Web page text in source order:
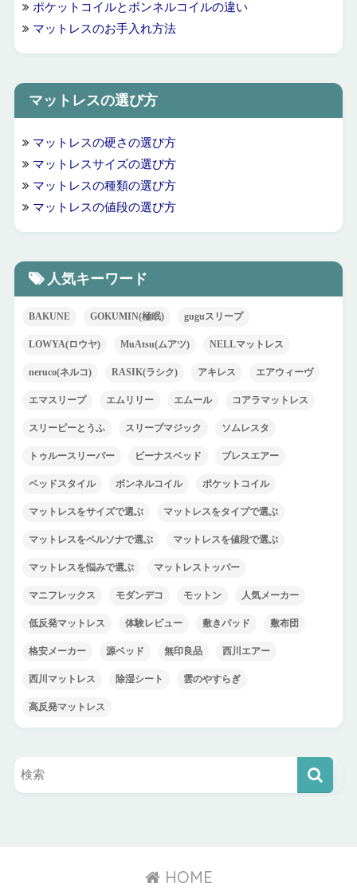
ポケットコイルとボンネルコイルの違い
マットレスのお手入れ方法
マットレスの選び方
マットレスの硬さの選び方
マットレスサイズの選び方
マットレスの種類の選び方
マットレスの値段の選び方
人気キーワード
BAKUNE GOKUMIN(極眠) guguスリープ
LOWYA(ロウヤ) MuAtsu(ムアツ) NELLマットレス
neruco(ネルコ) RASIK(ラシク) アキレス エアウィーヴ
エマスリープ エムリリー エムール コアラマットレス
スリーピーとうふ スリープマジック ソムレスタ
トゥルースリーパー ビーナスベッド ブレスエアー
ベッドスタイル ボンネルコイル ポケットコイル
マットレスをサイズで選ぶ マットレスをタイプで選ぶ
マットレスをペルソナで選ぶ マットレスを値段で選ぶ
マットレスを悩みで選ぶ マットレストッパー
マニフレックス モダンデコ モットン 人気メーカー
低反発マットレス 体験レビュー 敷きパッド 敷布団
格安メーカー 源ベッド 無印良品 西川エアー
西川マットレス 除湿シート 雲のやすらぎ
高反発マットレス
HOME